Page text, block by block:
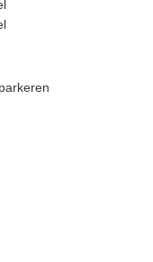
to the second floor.
the square with
located behind the
sink. The